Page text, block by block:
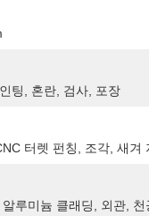
팅, 혼란, 검사, 포장
터렛 펀칭, 조각, 새겨
루미늄 클래딩, 외관, 천